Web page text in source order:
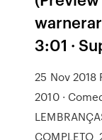
3:01 ·
25 Nov 2018
2010 ·
COMPLETO